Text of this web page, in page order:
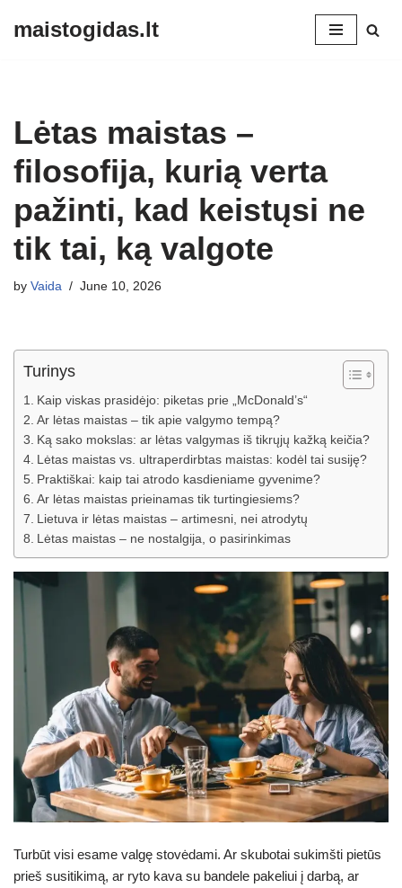
maistogidas.lt
Lėtas maistas –
filosofija, kurią verta
pažinti, kad keistųsi ne
tik tai, ką valgote
by Vaida June 10, 2026
Turinys
Kaip viskas prasidėjo: piketas prie „McDonald’s“
Ar lėtas maistas – tik apie valgymo tempą?
Ką sako mokslas: ar lėtas valgymas iš tikrųjų kažką keičia?
Lėtas maistas vs. ultraperdirbtas maistas: kodėl tai susiję?
Praktiškai: kaip tai atrodo kasdieniame gyvenime?
Ar lėtas maistas prieinamas tik turtingiesiems?
Lietuva ir lėtas maistas – artimesni, nei atrodytų
Lėtas maistas – ne nostalgija, o pasirinkimas
Turbūt visi esame valgę stovėdami. Ar skubotai sukimšti pietūs
prieš susitikimą, ar ryto kava su bandele pakeliui į darbą, ar